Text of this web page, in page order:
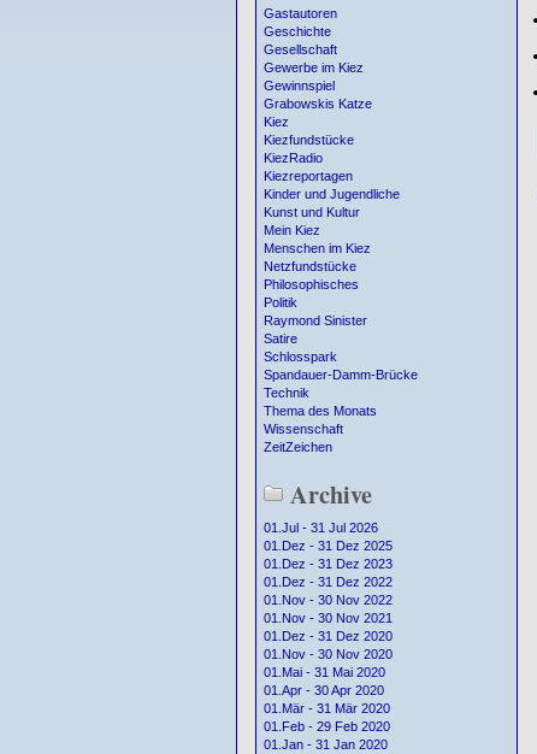
Gastautoren
Geschichte
Gesellschaft
Gewerbe im Kiez
Gewinnspiel
Grabowskis Katze
Kiez
Kiezfundstücke
KiezRadio
Kiezreportagen
Kinder und Jugendliche
Kunst und Kultur
Mein Kiez
Menschen im Kiez
Netzfundstücke
Philosophisches
Politik
Raymond Sinister
Satire
Schlosspark
Spandauer-Damm-Brücke
Technik
Thema des Monats
Wissenschaft
ZeitZeichen
Archive
01.Jul - 31 Jul 2026
01.Dez - 31 Dez 2025
01.Dez - 31 Dez 2023
01.Dez - 31 Dez 2022
01.Nov - 30 Nov 2022
01.Nov - 30 Nov 2021
01.Dez - 31 Dez 2020
01.Nov - 30 Nov 2020
01.Mai - 31 Mai 2020
01.Apr - 30 Apr 2020
01.Mär - 31 Mär 2020
01.Feb - 29 Feb 2020
01.Jan - 31 Jan 2020